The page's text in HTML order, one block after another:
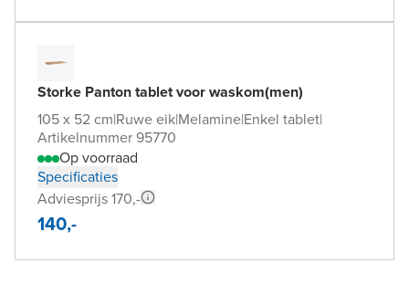
Storke Panton tablet voor waskom(men)
105 x 52 cm|Ruwe eik|Melamine|Enkel tablet|
Artikelnummer 95770
Op voorraad
Specificaties
Adviesprijs 170,-
140,-